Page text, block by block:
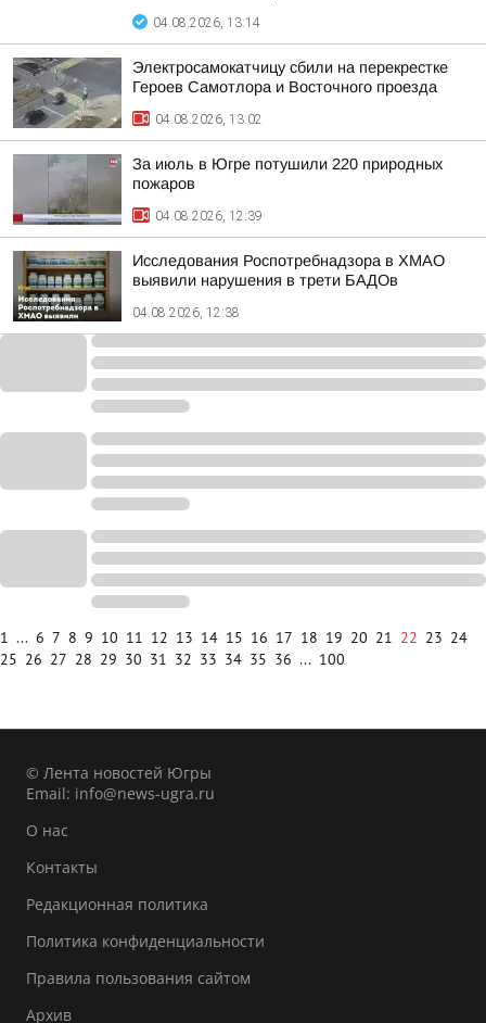
04.08.2026, 13:14
Электросамокатчицу сбили на перекрестке
Героев Самотлора и Восточного проезда
04.08.2026, 13:02
За июль в Югре потушили 220 природных
пожаров
04.08.2026, 12:39
Исследования Роспотребнадзора в ХМАО
выявили нарушения в трети БАДОв
04.08.2026, 12:38
1 ... 6 7 8 9 10 11 12 13 14 15 16 17 18 19 20 21 22 23 24
25 26 27 28 29 30 31 32 33 34 35 36 ... 100
© Лента новостей Югры
Email: info@news-ugra.ru
О нас
Контакты
Редакционная политика
Политика конфиденциальности
Правила пользования сайтом
Архив